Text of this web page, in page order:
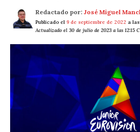
Redactado por: José Miguel
Publicado el 9 de septiembre de 2022 a
Actualizado el 30 de julio de 2023 a las 12:15